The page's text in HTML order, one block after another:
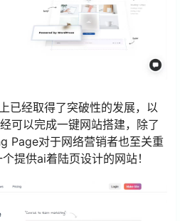
已经取得了突破性的发展，以
可以完成一键网站搭建，除了
Page对于网络营销者也至关重
提供ai着陆页设计的网站！